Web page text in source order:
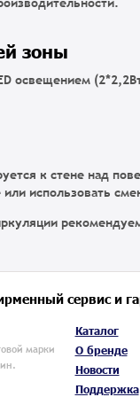
зоны
освещением
к стене над
или использовать
сервис и
марки
Каталог
О бренде
Новости
Поддержка